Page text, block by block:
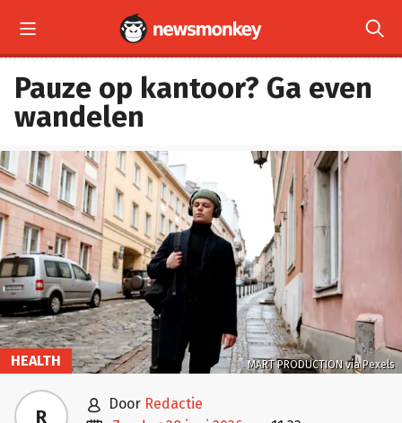
 
Pauze op kantoor? Ga even
wandelen
MART PRODUCTION via Pexels
HEALTH
R  door Redactie